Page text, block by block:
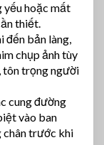
yếu hoặc mất
thiết.
đến bản làng,
chụp ảnh tùy
tôn trọng người
cung đường
vào ban
chân trước khi